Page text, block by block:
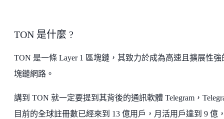
TON 是什麼 ?
TON 是一條 Layer 1 區塊鏈，其致力於成為高速且擴展性強
塊鏈網路。
講到 TON 就一定要提到其背後的通訊軟體 Telegram，
目前的全球註冊數已經來到 13 億用戶，月活用戶達到 9 億